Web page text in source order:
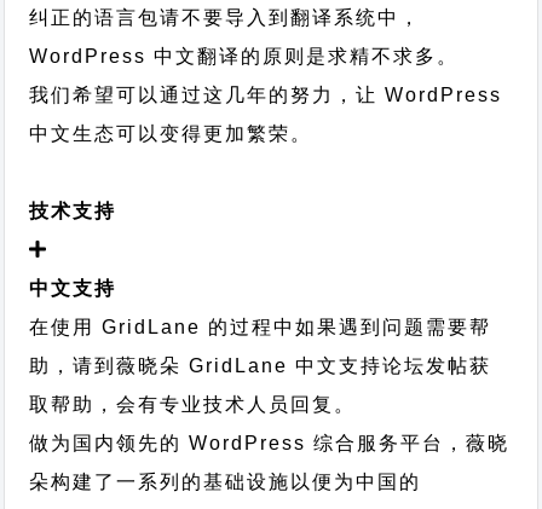
纠正的语言包请不要导入到翻译系统中，
WordPress 中文翻译的原则 是求精不求多。
我们希望可以通过这几年的努力，让 WordPress
中文生态可以变得更加繁荣。
技术支持
中文支持
在使用 GridLane 的过程中如果遇到问题需要帮
助，请到薇晓朵 GridLane 中文支持论坛发帖获
取帮助，会有专业技术人员回复。
做为国内领先的 WordPress 综合服务平台，薇晓
朵构建了一系列的基础设施以便为中国的